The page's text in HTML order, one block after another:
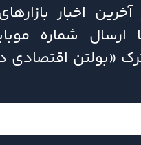
آخرین اخبار
ارسال شماره
«بولتن اقتصادی